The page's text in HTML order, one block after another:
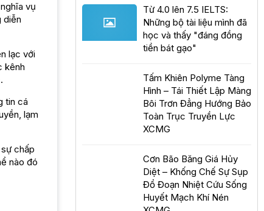
vụ
diễn
lạc với
kênh
tin cá
lạm
chấp
nào đó
Từ 4.0 lên 7.5 IELTS:
Những bộ tài liệu mình đã
học và thấy "đáng đồng
tiền bát gạo"
Tấm Khiên Polyme Tàng
Hình – Tái Thiết Lập Màng
Bôi Trơn Đẳng Hướng Bảo
Toàn Trục Truyền Lực
XCMG
Cơn Bão Băng Giá Hủy
Diệt – Khống Chế Sự Sụp
Đổ Đoạn Nhiệt Cứu Sống
Huyết Mạch Khí Nén